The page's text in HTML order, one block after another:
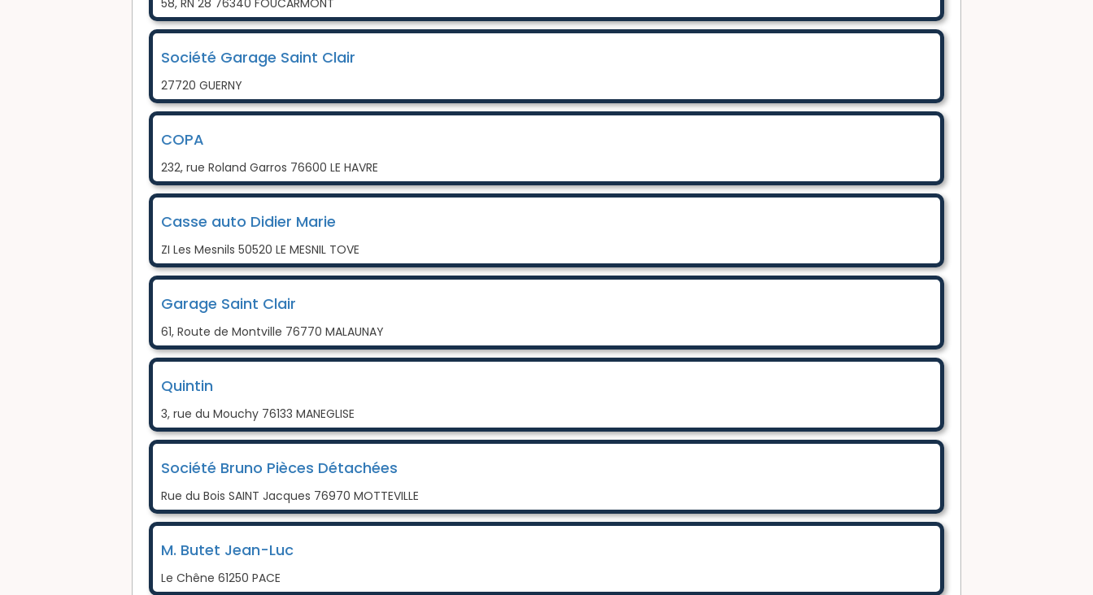
Société Garage Saint Clair
27720 GUERNY
COPA
232, rue Roland Garros 76600 LE HAVRE
Casse auto Didier Marie
ZI Les Mesnils 50520 LE MESNIL TOVE
Garage Saint Clair
61, Route de Montville 76770 MALAUNAY
Quintin
3, rue du Mouchy 76133 MANEGLISE
Société Bruno Pièces Détachées
Rue du Bois SAINT Jacques 76970 MOTTEVILLE
M. Butet Jean-Luc
Le Chêne 61250 PACE